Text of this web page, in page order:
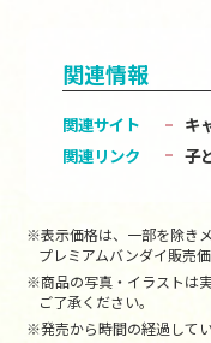
関連情報
関連サイト
キ
関連リンク
子
※表示価格は、一部を除き
プレミアムバンダイ販売
※商品の写真・イラストは
ご了承ください。
※発売から時間の経過して